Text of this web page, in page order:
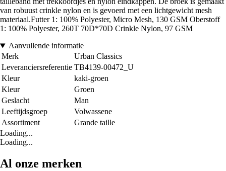
van robuust crinkle nylon en is gevoerd met een lichtgewicht mesh
materiaal.Futter 1: 100% Polyester, Micro Mesh, 130 GSM Oberstoff
1: 100% Polyester, 260T 70D*70D Crinkle Nylon, 97 GSM
Aanvullende informatie
Merk
Urban Classics
Leveranciersreferentie TB4139-00472_U
Kleur
kaki-groen
Kleur
Groen
Geslacht
Man
Leeftijdsgroep
Volwassene
Assortiment
Grande taille
Loading...
Loading...
Al onze merken